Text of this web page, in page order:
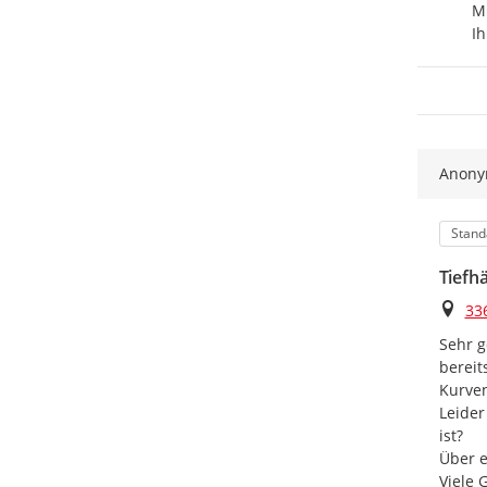
Ort
Sehr
ist?
Über
Viele